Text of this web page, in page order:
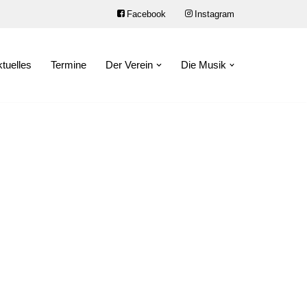
Facebook Instagram
Termine Der Verein Die Musik